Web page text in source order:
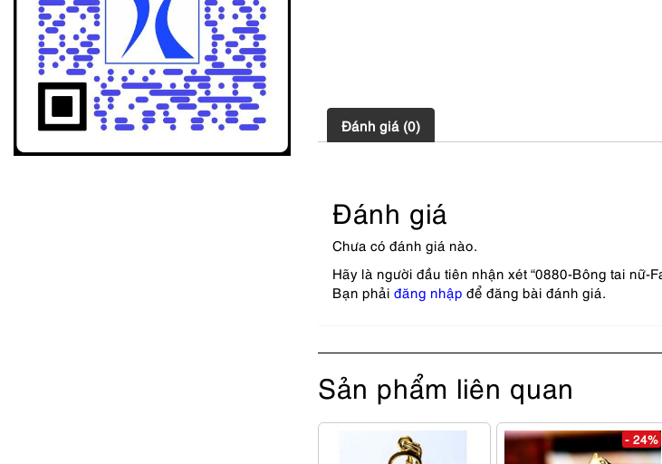
Đánh giá (0)
Đánh giá
Chưa có đánh giá nào.
Hãy là người đầu tiên nhận xét “0880-Bông tai
Bạn phải đăng nhập để đăng bài đánh giá.
Sản phẩm liên quan
- 24%